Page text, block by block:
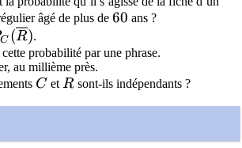
âgé de plus de 60
60 ans ?
C (R).
probabilité par une phrase.
au millième près.
C
C et R
Rsont-ils indépendants ?